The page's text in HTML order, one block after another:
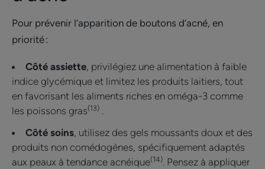
Pour prévenir l’apparition de boutons d’acné, en
priorité :
Côté assiette, privilégiez une alimentation à faible
indice glycémique et limitez les produits laitiers, tout
en favorisant les aliments riches en oméga-3 comme
les poissons gras(13) .
Côté soins, utilisez des gels moussants doux et des
produits non comédogènes, spécifiquement adaptés
aux peaux à tendance acnéique(14). Pensez à appliquer